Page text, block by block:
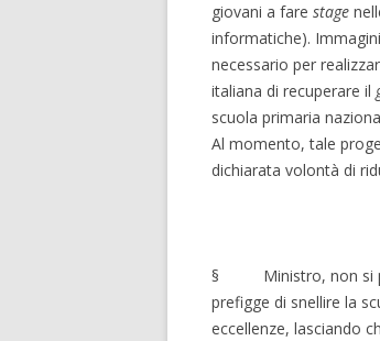
giovani a fare stage
informatiche).
necessario per
italiana di recuperare il
scuola primaria
Al momento, tale
dichiarata volontà di
§ Ministro, non si
prefigge di snellire la
eccellenze, lasciando